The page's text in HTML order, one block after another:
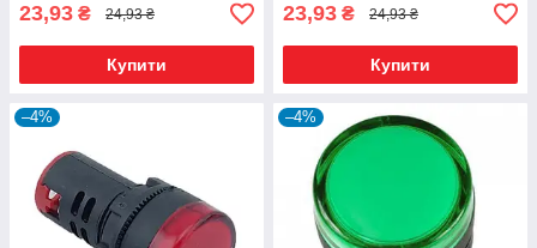
23,93 ₴ 24,93 ₴
Купити
23,93 ₴ 24,93 ₴
Купити
–4% –4%